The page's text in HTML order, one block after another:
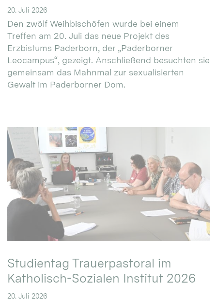
20. Juli 2026
Den zwölf Weihbischöfen wurde bei einem
Treffen am 20. Juli das neue Projekt des
Erzbistums Paderborn, der „Paderborner
Leocampus“, gezeigt. Anschließend besuchten sie
gemeinsam das Mahnmal zur sexualisierten
Gewalt im Paderborner Dom.
Studientag Trauerpastoral im
Katholisch-Sozialen Institut 2026
20. Juli 2026